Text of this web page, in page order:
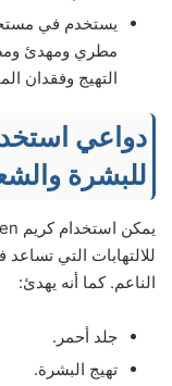
يستخدم في
مطري ومهدئ
التهيج وفقدان
دواعي
للبشرة
للالتهابات التي
الناعم. كما أنه يهدئ:
جلد أحمر.
تهيج البشرة.